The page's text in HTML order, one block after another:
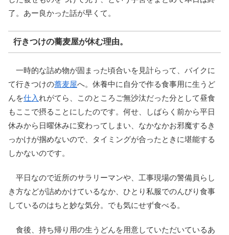
了。あー良かった話が早くて。
行きつけの蕎麦屋が休む理由。
一時的な詰め物が固まった頃合いを見計らって、バイクに
て行きつけの蕎麦屋へ。休養中に自分で作る食事用に生うど
んを仕入 れがてら、このところご無沙汰だった分として昼食
もここで摂ることにしたのです。何せ、しばらく前から平日
休みから日曜休みに変わってしまい、なかなかお邪魔するき
っかけが掴めないので、タイミングが合ったときに堪能する
しかないのです。
平日なので近所のサラリーマンや、工事現場の警備員らし
き方などが詰めかけているなか、ひとり私服でのんびり食事
しているのはちと妙な気分。でも気にせず食べる。
食後、持ち帰り用の生うどんを用意していただいているあ